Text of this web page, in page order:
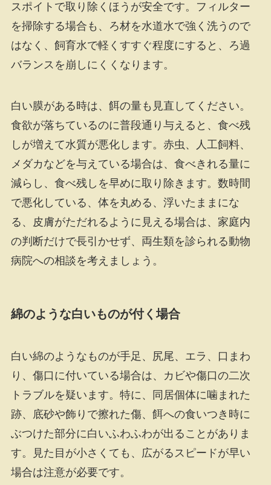
スポイトで取り除くほうが安全です。フィルター
を掃除する場合も、ろ材を水道水で強く洗うので
はなく、飼育水で軽くすすぐ程度にすると、ろ過
バランスを崩しにくくなります。
白い膜がある時は、餌の量も見直してください。
食欲が落ちているのに普段通り与えると、食べ残
しが増えて水質が悪化します。赤虫、人工飼料、
メダカなどを与えている場合は、食べきれる量に
減らし、食べ残しを早めに取り除きます。数時間
で悪化している、体を丸める、浮いたままにな
る、皮膚がただれるように見える場合は、家庭内
の判断だけで長引かせず、両生類を診られる動物
病院への相談を考えましょう。
綿のような白いものが付く場合
白い綿のようなものが手足、尻尾、エラ、口まわ
り、傷口に付いている場合は、カビや傷口の二次
トラブルを疑います。特に、同居個体に噛まれた
跡、底砂や飾りで擦れた傷、餌への食いつき時に
ぶつけた部分に白いふわふわが出ることがありま
す。見た目が小さくても、広がるスピードが早い
場合は注意が必要です。